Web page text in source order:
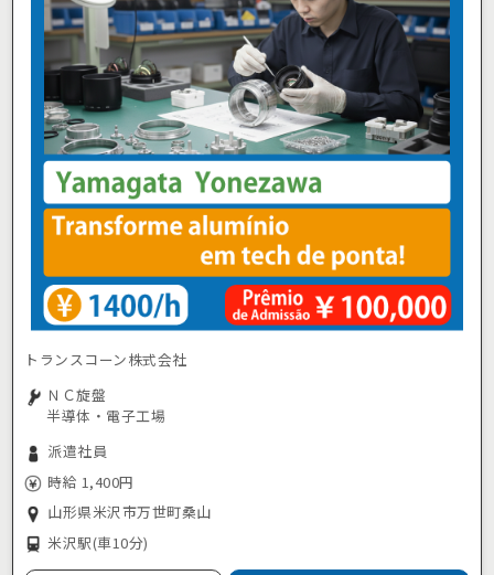
トランスコーン株式会社
ＮＣ旋盤
半導体・電子工場
派遣社員
時給 1,400円
山形県米沢市万世町桑山
米沢駅(車10分)